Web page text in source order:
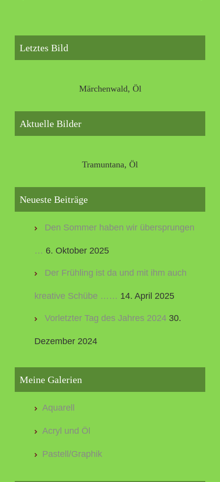
Letztes Bild
Märchenwald, Öl
Aktuelle Bilder
Tramuntana, Öl
Neueste Beiträge
Den Sommer haben wir übersprungen
… 6. Oktober 2025
Der Frühling ist da und mit ihm auch
kreative Schübe …… 14. April 2025
Vorletzter Tag des Jahres 2024 30.
Dezember 2024
Meine Galerien
Aquarell
Acryl und Öl
Pastell/Graphik